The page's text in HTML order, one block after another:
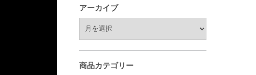
アーカイブ
ブ
商品カテゴリー